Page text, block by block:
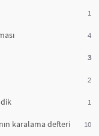
1
4
3
2
1
karalama defteri 10